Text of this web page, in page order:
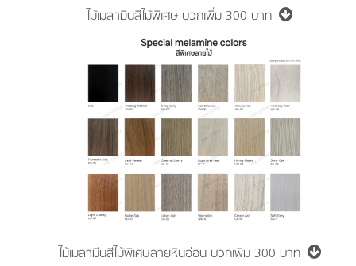
ไม้เมลามีนสีไม้พิเศษ บวกเพิ่ม 300 บาท
ไม้เมลามีนสีไม้พิเศษลายหินอ่อน บวกเพิ่ม 300 บาท